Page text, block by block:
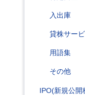
入出庫
貸株サー
用語集
その他
IPO(新規公開